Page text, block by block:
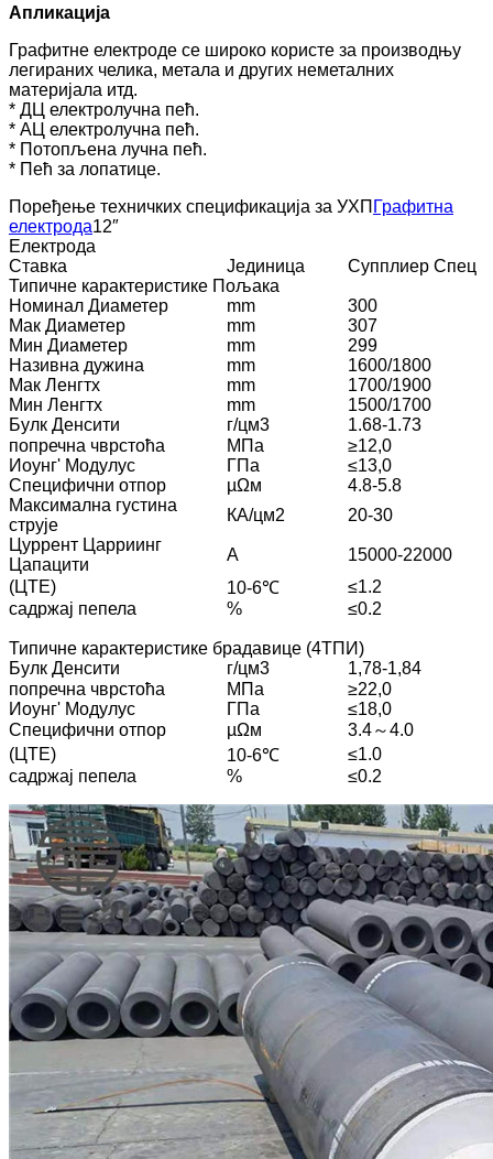
Апликација
Графитне електроде се широко користе за производњу
легираних челика, метала и других неметалних
материјала итд.
* ДЦ електролучна пећ.
* АЦ електролучна пећ.
* Потопљена лучна пећ.
* Пећ за лопатице.
Поређење техничких спецификација за УХП Графитна
електрода12″
Електрода
Ставка
Јединица
Супплиер Спец
Типичне карактеристике Пољака
Номинал Диаметер
mm
300
Мак Диаметер
mm
307
Мин Диаметер
mm
299
Називна дужина
mm
1600/1800
Мак Ленгтх
mm
1700/1900
Мин Ленгтх
mm
1500/1700
Булк Денсити
г/цм3
1.68-1.73
попречна чврстоћа
МПа
≥12,0
Иоунг' Модулус
ГПа
≤13,0
Специфични отпор
µΩм
4.8-5.8
Максимална густина
струје
КА/цм2
20-30
Цуррент Царриинг
Цапацити
A
15000-22000
(ЦТЕ)
10-6℃
≤1.2
садржај пепела
% ≤0.2
Типичне карактеристике брадавице (4ТПИ)
Булк Денсити
г/цм3
1,78-1,84
попречна чврстоћа
МПа
≥22,0
Иоунг' Модулус
ГПа
≤18,0
Специфични отпор
µΩм
3.4～4.0
(ЦТЕ)
10-6℃
≤1.0
садржај пепела
% ≤0.2